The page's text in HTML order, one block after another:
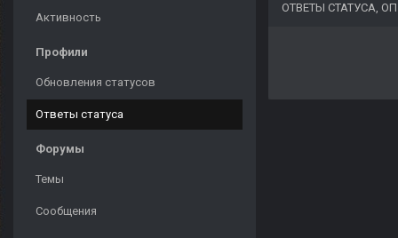
Активность
Профили
Обновления статусов
Ответы статуса
Форумы
Темы
Сообщения
ОТВЕТЫ СТАТУСА,